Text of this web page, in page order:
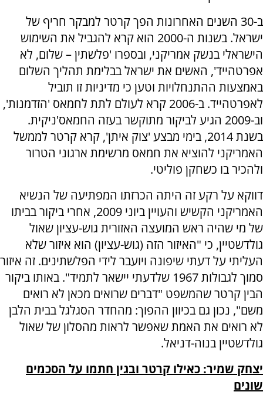
ב-30 השנים האחרונות הפך קרטר למבקר חריף של
ישראל. בשנות ה-2000 הוא קרא להגביל את השימוש
הישראלי בנשק אמריקני, ובספרו 'פלשתין – שלום, לא
אפרטהייד', האשים את ישראל בבלימת תהליך השלום
באמצעות ההתנחלויות וטען כי מדיניות זו תוביל
לאפרטהייד. ב-2006 קרא לעולם לתת לחמאס 'הזדמנות',
וב-2009 הגיע לביקור מתוקשר בעזה החמאס'ניקית.
בשנת 2014, בימי מבצע 'צוק איתן', קרא קרטר לממשל
האמריקני להוציא את חמאס מרשימת ארגוני הטרור
ולהכיר בו כשחקן פוליטי.
דווקא על רקע זה היתה הכרזתו המפתיעה של הנשיא
האמריקני הקשיש והעויין ביוני 2009, אחרי ביקור בביתו
של מי שהיה ראש המועצה האזורית גוש-עציון שאול
גולדשטיין, כי "האיזור הזה (גוש-עציון) הוא איזור שלא
העליתי על דעתי שיפונה ויועבר לידי הפלשתינים. זה איזור
סמוך לגבולות 1967 שלדעתי יישאר לתמיד". באותו ביקור
הבין קרטר שהמשפט "דברים שרואים מכאן לא רואים
משם", נכון גם בכיוון ההפוך: מהחדר הסגלגל בבית הלבן
לא רואים את האמת שאפשר לראות מהסלון של שאול
גולדשטיין בנוה-דניאל.
יצחק שמיר: כאילו קרטר ובגין חתמו על הסכמים
שונים